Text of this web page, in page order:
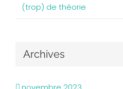
(trop) de théorie
Archives